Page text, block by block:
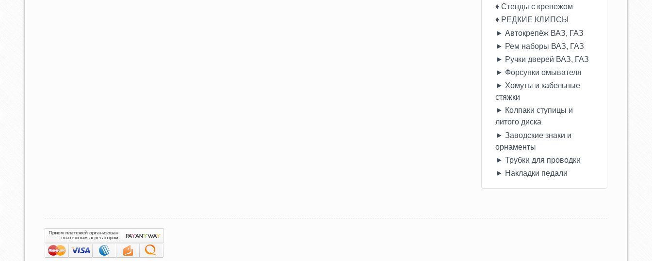
♦ Стенды с крепежом
♦ РЕДКИЕ КЛИПСЫ
► Автокрепёж ВАЗ, ГАЗ
► Рем наборы ВАЗ, ГАЗ
► Ручки дверей ВАЗ, ГАЗ
► Форсунки омывателя
► Хомуты и кабельные
стяжки
► Колпаки ступицы и
литого диска
► Заводские знаки и
орнаменты
► Трубки для проводки
► Накладки педали